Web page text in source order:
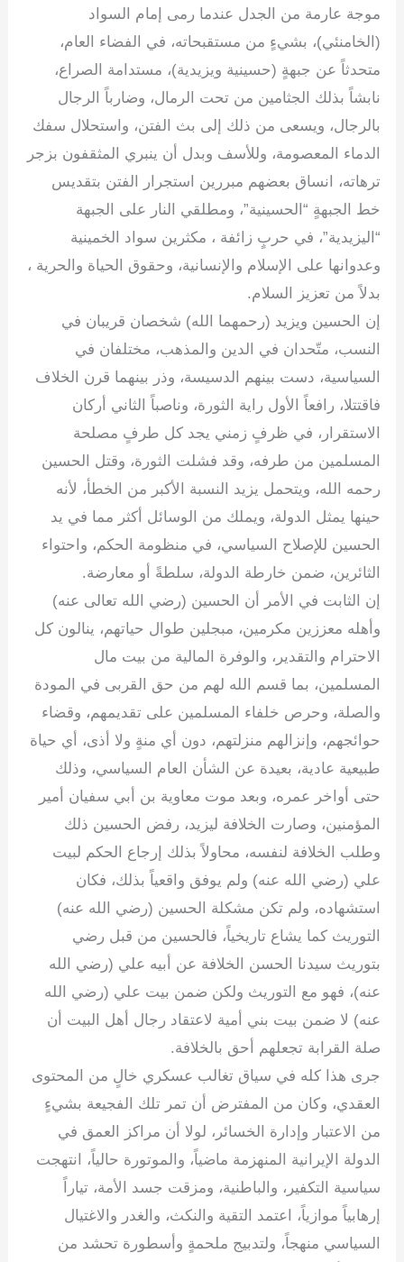
b
o
o
k
A
p
p
a
m
dI
n
موجة عارمة من الجدل عندما رمى إمام السواد
(الخامنئي)، بشيءٍ من مستقبحاته، في الفضاء العام،
متحدثاً عن جبهةٍ (حسينية ويزيدية)، مستدامة الصراع،
نابشاً بذلك الجثامين من تحت الرمال، وضارباً الرجال
بالرجال، ويسعى من ذلك إلى بث الفتن، واستحلال سفك
الدماء المعصومة، وللأسف وبدل أن ينبري المثقفون بزجر
ترهاته، انساق بعضهم مبررين استجرار الفتن بتقديس
خط الجبهةٍ “الحسينية”، ومطلقي النار على الجبهة
“اليزيدية”، في حربٍ زائفة ، مكثرين سواد الخمينية
وعدوانها على الإسلام والإنسانية، وحقوق الحياة والحرية ،
بدلاً من تعزيز السلام.
إن الحسين ويزيد (رحمهما الله) شخصان قريبان في
النسب، متّحدان في الدين والمذهب، مختلفان في
السياسية، دست بينهم الدسيسة، وذر بينهما قرن الخلاف
فاقتتلا، رافعاً الأول راية الثورة، وناصباً الثاني أركان
الاستقرار، في ظرفٍ زمني يجد كل طرفٍ مصلحة
المسلمين من طرفه، وقد فشلت الثورة، وقتل الحسين
رحمه الله، ويتحمل يزيد النسبة الأكبر من الخطأ، لأنه
حينها يمثل الدولة، ويملك من الوسائل أكثر مما في يد
الحسين للإصلاح السياسي، في منظومة الحكم، واحتواء
الثائرين، ضمن خارطة الدولة، سلطةً أو معارضة.
إن الثابت في الأمر أن الحسين (رضي الله تعالى عنه)
وأهله معززين مكرمين، مبجلين طوال حياتهم، ينالون كل
الاحترام والتقدير، والوفرة المالية من بيت مال
المسلمين، بما قسم الله لهم من حق القربى في المودة
والصلة، وحرص خلفاء المسلمين على تقديمهم، وقضاء
حوائجهم، وإنزالهم منزلتهم، دون أي منةٍ ولا أذى، أي حياة
طبيعية عادية، بعيدة عن الشأن العام السياسي، وذلك
حتى أواخر عمره، وبعد موت معاوية بن أبي سفيان أمير
المؤمنين، وصارت الخلافة ليزيد، رفض الحسين ذلك
وطلب الخلافة لنفسه، محاولاً بذلك إرجاع الحكم لبيت
علي (رضي الله عنه) ولم يوفق واقعياً بذلك، فكان
استشهاده، ولم تكن مشكلة الحسين (رضي الله عنه)
التوريث كما يشاع تاريخياً، فالحسين من قبل رضي
بتوريث سيدنا الحسن الخلافة عن أبيه علي (رضي الله
عنه)، فهو مع التوريث ولكن ضمن بيت علي (رضي الله
عنه) لا ضمن بيت بني أمية لاعتقاد رجال أهل البيت أن
صلة القرابة تجعلهم أحق بالخلافة.
جرى هذا كله في سياق تغالب عسكري خالٍ من المحتوى
العقدي، وكان من المفترض أن تمر تلك الفجيعة بشيءٍ
من الاعتبار وإدارة الخسائر، لولا أن مراكز العمق في
الدولة الإيرانية المنهزمة ماضياً، والموتورة حالياً، انتهجت
سياسية التكفير، والباطنية، ومزقت جسد الأمة، تياراً
إرهابياً موازياً، اعتمد التقية والنكث، والغدر والاغتيال
السياسي منهجاً، ولتدبيج ملحمةٍ وأسطورة تحشد من